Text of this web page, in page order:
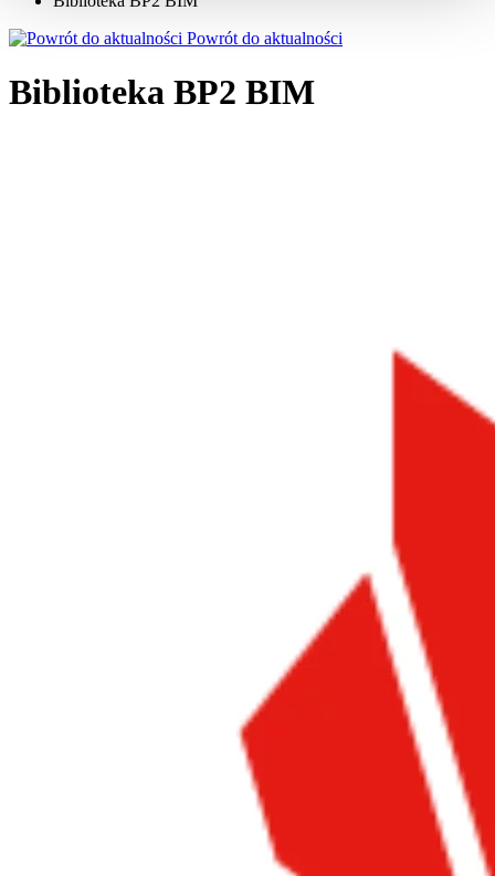
Powrót do aktualności
Biblioteka BP2 BIM